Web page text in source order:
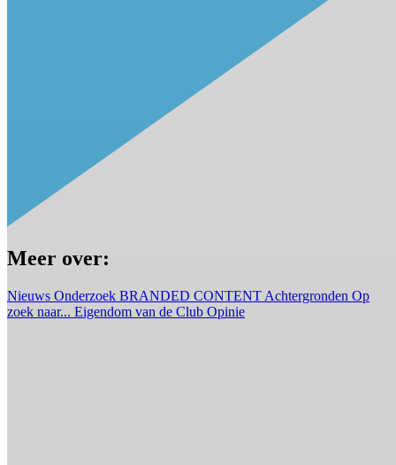
Meer over:
Nieuws Onderzoek BRANDED CONTENT Achtergronden Op
zoek naar... Eigendom van de Club Opinie